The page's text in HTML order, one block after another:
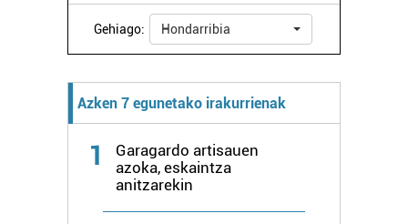
Gehiago: Hondarribia
Azken 7 egunetako irakurrienak
1
Garagardo artisauen
azoka, eskaintza
anitzarekin